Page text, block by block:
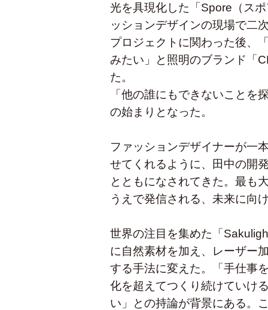
光を具現化した「Spore（ス
ッションデザインの現場で二
プロジェクトに関わった後、
みたい」と照明のブランド「
た。
「他の誰にもできないことを
の始まりとなった。
ファッションデザイナーが一
せてくれるように、田中の開
とともになされてきた。最も
うえで発信される、未来に向
世界の注目を集めた「
に自然素材を加え、レーザー
する手法に変えた。「手仕事
化を超えてつくり続けていけ
い」との持論が背景にある。